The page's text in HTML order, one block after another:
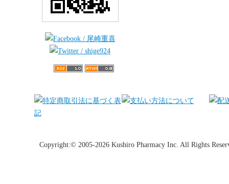
Copyright:© 2005-2026 Kushiro Pharmacy Inc. All Rights